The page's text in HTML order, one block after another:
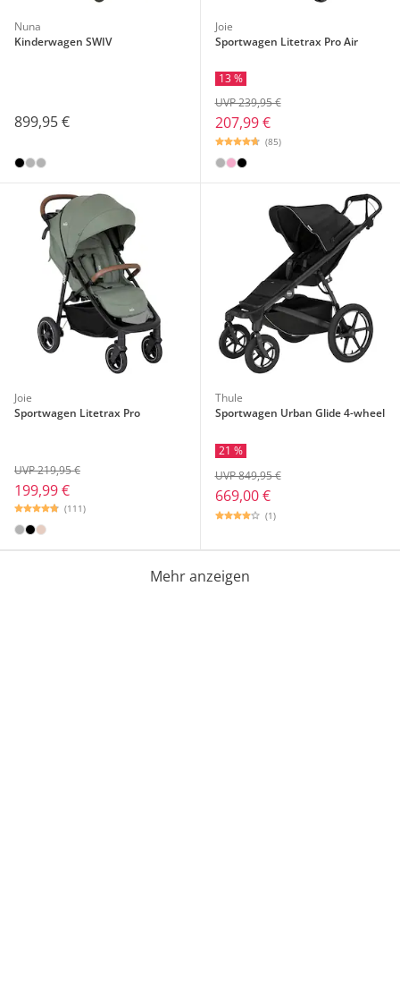
Nuna
Kinderwagen SWIV
899,95 €
Joie
Sportwagen Litetrax Pro Air
13 %
207,99 €
UVP 239,95 €
(85)
Joie
Sportwagen Litetrax Pro
199,99 €
UVP 219,95 €
(111)
Thule
Sportwagen Urban Glide 4-wheel
21 %
669,00 €
UVP 849,95 €
(1)
Mehr anzeigen